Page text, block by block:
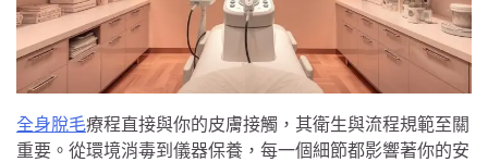
全身脫毛療程直接與你的皮膚接觸，其衛生與流程規範至關
重要。從環境消毒到儀器保養，每一個細節都影響著你的安